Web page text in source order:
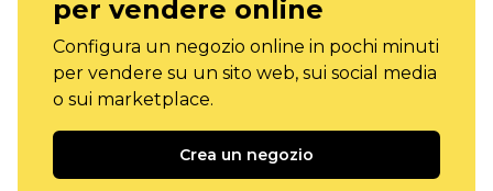
per vendere online
Configura un negozio online in pochi minuti
per vendere su un sito web, sui social media
o sui marketplace.
Crea un negozio